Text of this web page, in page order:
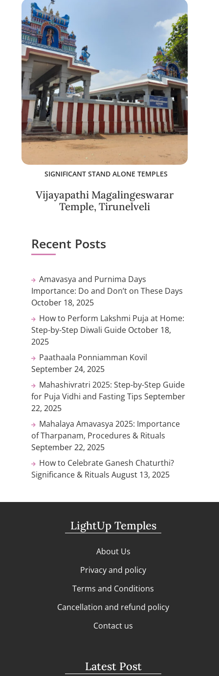
SIGNIFICANT STAND ALONE TEMPLES
Vijayapathi Magalingeswarar
Temple, Tirunelveli
Recent Posts
Amavasya and Purnima Days
Importance: Do and Don’t on These Days
October 18, 2025
How to Perform Lakshmi Puja at Home:
Step-by-Step Diwali Guide October 18,
2025
Paathaala Ponniamman Kovil
September 24, 2025
Mahashivratri 2025: Step-by-Step Guide
for Puja Vidhi and Fasting Tips September
22, 2025
Mahalaya Amavasya 2025: Importance
of Tharpanam, Procedures & Rituals
September 22, 2025
How to Celebrate Ganesh Chaturthi?
Significance & Rituals August 13, 2025
LightUp Temples
About Us
Privacy and policy
Terms and Conditions
Cancellation and refund policy
Contact us
Latest Post